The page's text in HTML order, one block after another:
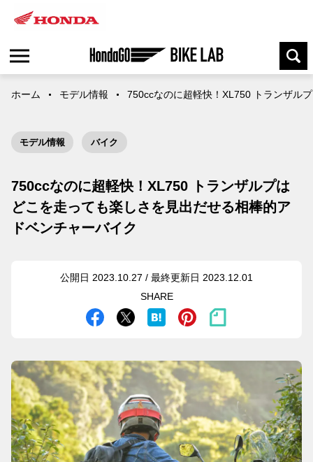
ホーム モデル情報 750ccなのに超軽快！XL750 トランザル
モデル情報 バイク
750ccなのに超軽快！XL750 トランザルプは
どこを走っても楽しさを見出だせる相棒的ア
ドベンチャーバイク
公開日 2023.10.27 / 最終更新日 2023.12.01
SHARE